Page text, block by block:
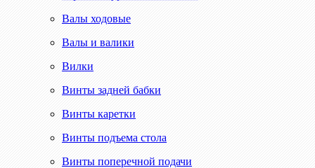
Валы ходовые
Валы и валики
Вилки
Винты задней бабки
Винты каретки
Винты подъема стола
Винты поперечной подачи